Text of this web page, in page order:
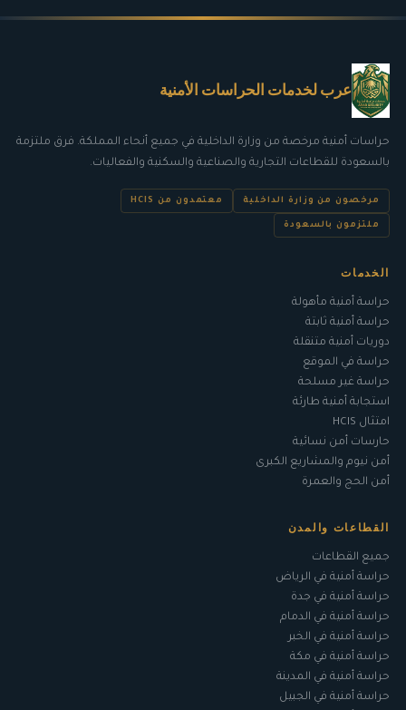
عرب لخدمات الحراسات الأمنية
حراسات أمنية مرخصة من وزارة الداخلية في جميع أنحاء المملكة. فرق ملتزمة
بالسعودة للقطاعات التجارية والصناعية والسكنية والفعاليات.
مرخصون من وزارة الداخلية معتمدون من HCIS
ملتزمون بالسعودة
الخدمات
حراسة أمنية مأهولة
حراسة أمنية ثابتة
دوريات أمنية متنقلة
حراسة في الموقع
حراسة غير مسلحة
استجابة أمنية طارئة
امتثال HCIS
حارسات أمن نسائية
أمن نيوم والمشاريع الكبرى
أمن الحج والعمرة
القطاعات والمدن
جميع القطاعات
حراسة أمنية في الرياض
حراسة أمنية في جدة
حراسة أمنية في الدمام
حراسة أمنية في الخبر
حراسة أمنية في مكة
حراسة أمنية في المدينة
حراسة أمنية في الجبيل